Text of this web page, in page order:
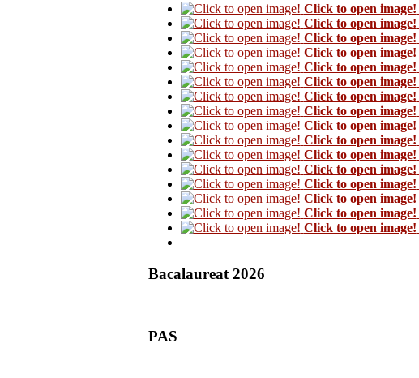
Click to open image!
Click to open image!
Click to open image!
Click to open image!
Click to open image!
Click to open image!
Click to open image!
Click to open image!
Click to open image!
Click to open image!
Click to open image!
Click to open image!
Click to open image!
Click to open image!
Click to open image!
Click to open image!
Bacalaureat 2026
PAS